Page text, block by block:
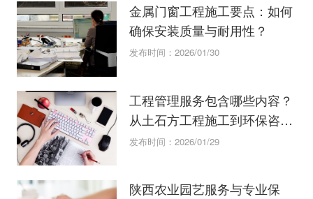
金属门窗工程施工要点：如何
确保安装质量与耐用性？
发布时间：2026/01/30
工程管理服务包含哪些内容？
从土石方工程施工到环保咨询
服务
发布时间：2026/01/29
陕西农业园艺服务与专业保